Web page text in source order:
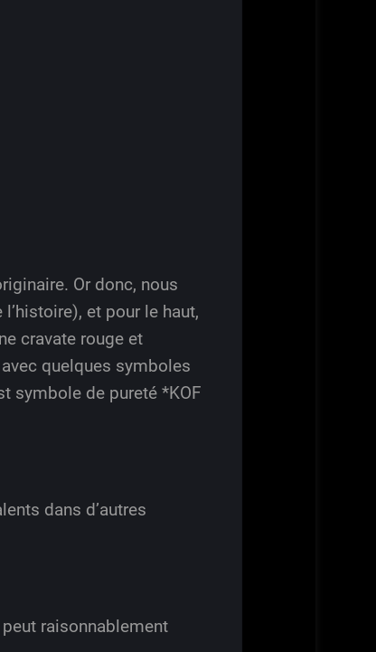
Or donc, nous
et pour le haut,
cravate rouge et
quelques symboles
symbole de pureté *KOF
dans d’autres
peut raisonnablement